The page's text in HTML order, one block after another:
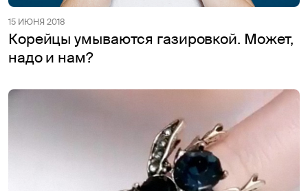
15 ИЮНЯ 2018
Корейцы умываются газировкой. Может,
надо и нам?